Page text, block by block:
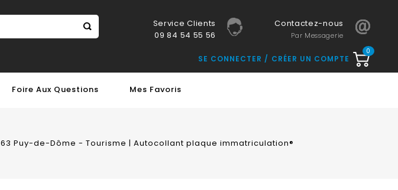
Service Clients
09 84 54 55 56
Contactez-nous
Par Messagerie
0
SE CONNECTER CRÉER UN COMPTE
Foire Aux Questions Mes Favoris
63 Puy-de-Dôme - Tourisme | Autocollant plaque immatriculation®